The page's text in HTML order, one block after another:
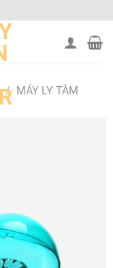
/ MÁY LY TÂM